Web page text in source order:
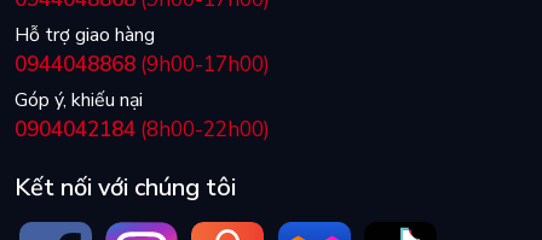
Hỗ trợ giao hàng
0944048868 (9h00-17h00)
Góp ý, khiếu nại
0904042184 (8h00-22h00)
Kết nối với chúng tôi